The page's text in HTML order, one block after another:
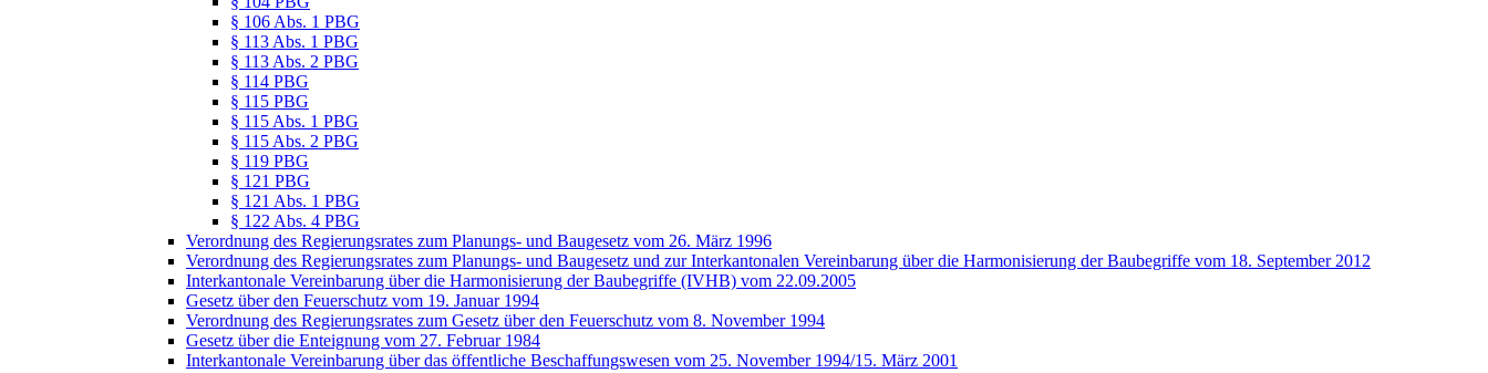
§ 106 Abs. 1 PBG
§ 113 Abs. 1 PBG
§ 113 Abs. 2 PBG
§ 114 PBG
§ 115 PBG
§ 115 Abs. 1 PBG
§ 115 Abs. 2 PBG
§ 119 PBG
§ 121 PBG
§ 121 Abs. 1 PBG
§ 122 Abs. 4 PBG
Verordnung des Regierungsrates zum Planungs- und Baugesetz vom 26. März 1996
Verordnung des Regierungsrates zum Planungs- und Baugesetz und zur Interkantonalen Vereinbarung über die Harmonisierung der Baubegriffe vom 18. September 2012
Interkantonale Vereinbarung über die Harmonisierung der Baubegriffe (IVHB) vom 22.09.2005
Gesetz über den Feuerschutz vom 19. Januar 1994
Verordnung des Regierungsrates zum Gesetz über den Feuerschutz vom 8. November 1994
Gesetz über die Enteignung vom 27. Februar 1984
Interkantonale Vereinbarung über das öffentliche Beschaffungswesen vom 25. November 1994/15. März 2001